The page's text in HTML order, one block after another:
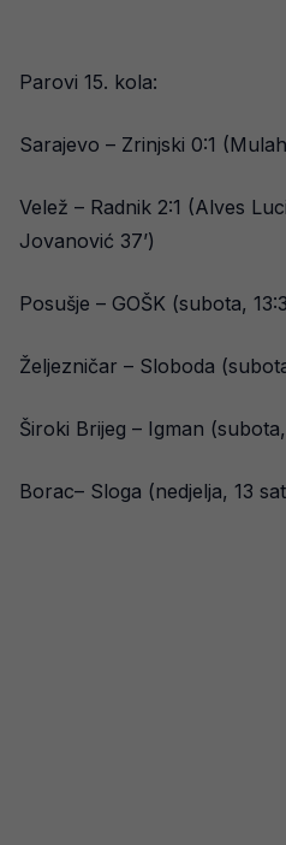
Parovi 15. kola:
Sarajevo – Zrinjski 0:1
Velež – Radnik 2:1 (Alves
Jovanović 37’)
Posušje – GOŠK (subota,
Željezničar – Sloboda
Široki Brijeg – Igman
Borac– Sloga (nedjelja, 13